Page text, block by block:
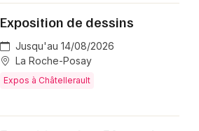
Exposition de dessins
Jusqu'au 14/08/2026
La Roche-Posay
Expos à Châtellerault